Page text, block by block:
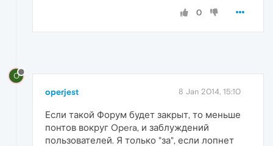
0
O
operjest 8 Jan 2014, 15:10
Если такой Форум будет закрыт, то меньше
понтов вокруг Opera, и заблуждений
пользователей. Я только "за", если лопнет